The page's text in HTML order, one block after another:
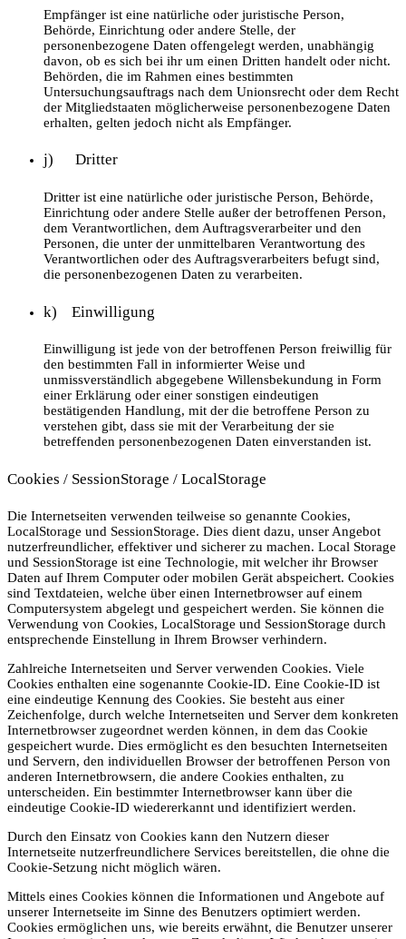
Empfänger ist eine natürliche oder juristische Person,
Behörde, Einrichtung oder andere Stelle, der
personenbezogene Daten offengelegt werden, unabhängig
davon, ob es sich bei ihr um einen Dritten handelt oder nicht.
Behörden, die im Rahmen eines bestimmten
Untersuchungsauftrags nach dem Unionsrecht oder dem Recht
der Mitgliedstaaten möglicherweise personenbezogene Daten
erhalten, gelten jedoch nicht als Empfänger.
j) Dritter
Dritter ist eine natürliche oder juristische Person, Behörde,
Einrichtung oder andere Stelle außer der betroffenen Person,
dem Verantwortlichen, dem Auftragsverarbeiter und den
Personen, die unter der unmittelbaren Verantwortung des
Verantwortlichen oder des Auftragsverarbeiters befugt sind,
die personenbezogenen Daten zu verarbeiten.
k) Einwilligung
Einwilligung ist jede von der betroffenen Person freiwillig für
den bestimmten Fall in informierter Weise und
unmissverständlich abgegebene Willensbekundung in Form
einer Erklärung oder einer sonstigen eindeutigen
bestätigenden Handlung, mit der die betroffene Person zu
verstehen gibt, dass sie mit der Verarbeitung der sie
betreffenden personenbezogenen Daten einverstanden ist.
Cookies / SessionStorage / LocalStorage
Die Internetseiten verwenden teilweise so genannte Cookies,
LocalStorage und SessionStorage. Dies dient dazu, unser Angebot
nutzerfreundlicher, effektiver und sicherer zu machen. Local Storage
und SessionStorage ist eine Technologie, mit welcher ihr Browser
Daten auf Ihrem Computer oder mobilen Gerät abspeichert. Cookies
sind Textdateien, welche über einen Internetbrowser auf einem
Computersystem abgelegt und gespeichert werden. Sie können die
Verwendung von Cookies, LocalStorage und SessionStorage durch
entsprechende Einstellung in Ihrem Browser verhindern.
Zahlreiche Internetseiten und Server verwenden Cookies. Viele
Cookies enthalten eine sogenannte Cookie-ID. Eine Cookie-ID ist
eine eindeutige Kennung des Cookies. Sie besteht aus einer
Zeichenfolge, durch welche Internetseiten und Server dem konkreten
Internetbrowser zugeordnet werden können, in dem das Cookie
gespeichert wurde. Dies ermöglicht es den besuchten Internetseiten
und Servern, den individuellen Browser der betroffenen Person von
anderen Internetbrowsern, die andere Cookies enthalten, zu
unterscheiden. Ein bestimmter Internetbrowser kann über die
eindeutige Cookie-ID wiedererkannt und identifiziert werden.
Durch den Einsatz von Cookies kann den Nutzern dieser
Internetseite nutzerfreundlichere Services bereitstellen, die ohne die
Cookie-Setzung nicht möglich wären.
Mittels eines Cookies können die Informationen und Angebote auf
unserer Internetseite im Sinne des Benutzers optimiert werden.
Cookies ermöglichen uns, wie bereits erwähnt, die Benutzer unserer